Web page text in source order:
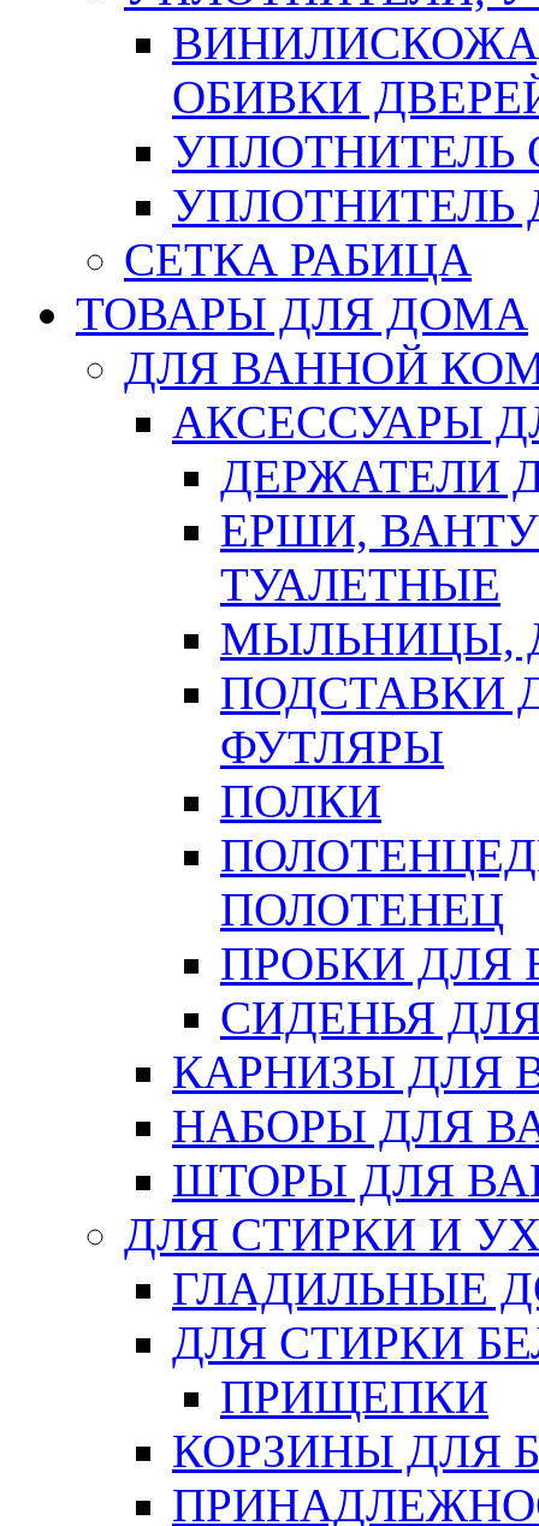
ОБИВКИ
УПЛОТНИТЕЛЬ
СЕТКА РАБИЦА
ТОВАРЫ ДЛЯ ДОМА
ДЛЯ ВАННОЙ
АКСЕССУАРЫ
ДЕРЖАТЕЛИ
ЕРШИ,
ТУАЛЕТНЫЕ
МЫЛЬНИЦЫ,
ПОДСТАВКИ
ФУТЛЯРЫ
ПОЛКИ
ПОЛОТЕНЕЦ
ПРОБКИ ДЛЯ
СИДЕНЬЯ
КАРНИЗЫ ДЛЯ
НАБОРЫ ДЛЯ
ШТОРЫ ДЛЯ
ДЛЯ СТИРКИ И
ГЛАДИЛЬНЫЕ
ДЛЯ СТИРКИ
ПРИЩЕПКИ
КОРЗИНЫ ДЛЯ